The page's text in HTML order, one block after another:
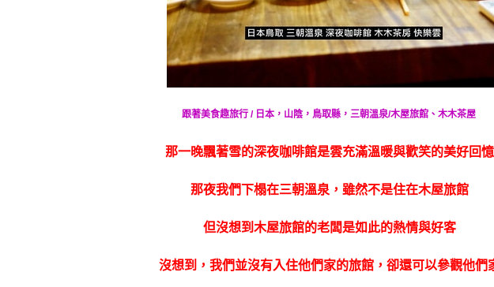
跟著美食趣旅行 / 日本，山陰，鳥取縣，三朝溫泉/木屋旅館、木木茶屋
那一晚飄著雪的深夜咖啡館是雲充滿溫暖與歡笑的美好回憶
那夜我們下榻在三朝溫泉，雖然不是住在木屋旅館
但沒想到木屋旅館的老闆是如此的熱情與好客
沒想到，我們並沒有入住他們家的旅館，卻還可以參觀他們